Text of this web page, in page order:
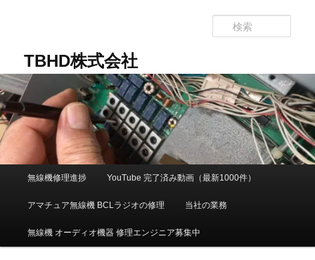
テ
ン
ツ
へ
移
TBHD株式会社
索
ュ
無線機修理進捗 YouTube 完了済み動画（最新1000件）
アマチュア無線機 BCLラジオの修理 当社の業務
無線機 オーディオ機器 修理エンジニア募集中